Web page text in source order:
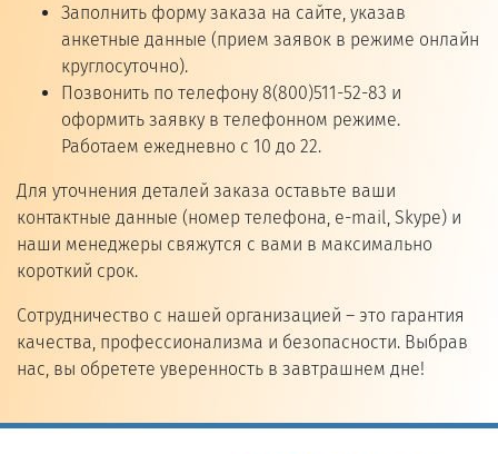
Заполнить форму заказа на сайте, указав
анкетные данные (прием заявок в режиме онлайн
круглосуточно).
Позвонить по телефону 8(800)511-52-83 и
оформить заявку в телефонном режиме.
Работаем ежедневно с 10 до 22.
Для уточнения деталей заказа оставьте ваши
контактные данные (номер телефона, e-mail, Skype) и
наши менеджеры свяжутся с вами в максимально
короткий срок.
Сотрудничество с нашей организацией – это гарантия
качества, профессионализма и безопасности. Выбрав
нас, вы обретете уверенность в завтрашнем дне!